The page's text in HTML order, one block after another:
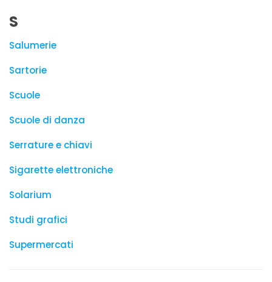
S
Salumerie
Sartorie
Scuole
Scuole di danza
Serrature e chiavi
Sigarette elettroniche
Solarium
Studi grafici
Supermercati